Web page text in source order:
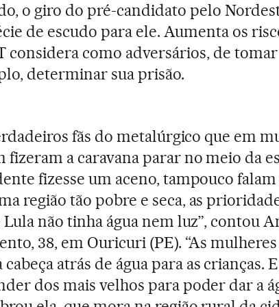
o giro do pré-candidato pelo
de escudo para ele. Aumenta os
considera como adversários, de tomar
determinar sua prisão.
fãs do metalúrgico que em
fizeram a caravana parar no meio da
fizesse um aceno, tampouco falam
região tão pobre e seca, as
Lula não tinha água nem luz”, contou
38, em Ouricuri (PE). “As
atrás de água para as crianças.
dos mais velhos para poder dar a